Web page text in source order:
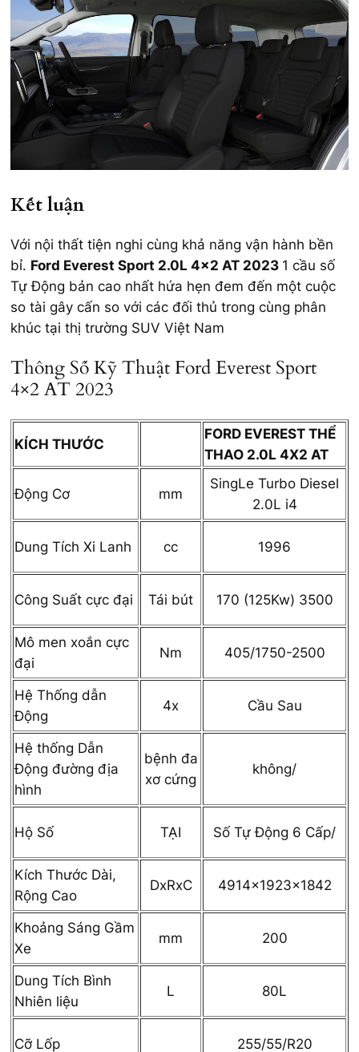
Kết luận
Với nội thất tiện nghi cùng khả năng vận hành bền
bỉ. Ford Everest Sport 2.0L 4×2 AT 2023 1 cầu số
Tự Động bản cao nhất hứa hẹn đem đến một cuộc
so tài gây cấn so với các đối thủ trong cùng phân
khúc tại thị trường SUV Việt Nam
Thông Số Kỹ Thuật Ford Everest Sport
4×2 AT 2023
KÍCH THƯỚC
FORD EVEREST THỂ
THAO 2.0L 4X2 AT
Động Cơ mm
SingLe Turbo Diesel
2.0L i4
Dung Tích Xi Lanh cc 1996
Công Suất cực đại Tái bút 170 (125Kw) 3500
Mô men xoắn cực
đại
Nm 405/1750-2500
Hệ Thống dẫn
Động
4x Cầu Sau
Hệ thống Dẫn
Động đường địa
hình
bệnh đa
xơ cứng
không/
Hộ Số TẠI Số Tự Động 6 Cấp/
Kích Thước Dài,
Rộng Cao
DxRxC 4914x1923x1842
Khoảng Sáng Gầm
Xe
mm 200
Dung Tích Bình
Nhiên liệu
L 80L
Cỡ Lốp 255/55/R20